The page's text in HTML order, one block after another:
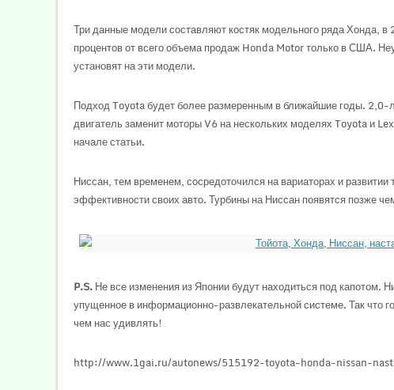
Три данные модели составляют костяк модельного ряда Хонда,
процентов от всего объема продаж Honda Motor только в США.
установят на эти модели.
Подход Toyota будет более размеренным в ближайшие годы.
двигатель заменит моторы V6 на нескольких моделях Toyota и
начале статьи.
Ниссан, тем временем, сосредоточился на вариаторах и
эффективности своих авто. Турбины на Ниссан появятся позже
P.S.Не все изменения из Японии будут находиться под капотом.
упущенное в информационно-развлекательной системе. Так
чем нас удивлять!
http://www.1gai.ru/autonews/515192-toyota-honda-nissan-